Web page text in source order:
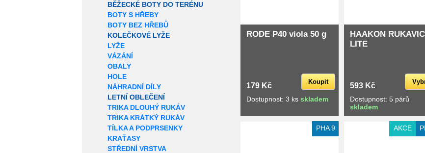
BĚŽECKÉ BOTY DO TERÉNU
BOTY S HŘEBY
BOTY BEZ HŘEBŮ
KOLEČKOVÉ LYŽE
LYŽE
VÁZÁNÍ
OBALY
HOLE
NÁHRADNÍ DÍLY
LETNÍ OBLEČENÍ
TRIKA DLOUHÝ RUKÁV
TRIKA KRÁTKÝ RUKÁV
TÍLKA A PODPRSENKY
KRAŤASY
STŘEDNÍ VRSTVA
RODE P40 viola 50 g
179 Kč Koupit
Dostupnost: 3 ks skladem
HAAKON
LITE
593 Kč
Dostupnost: 5 párů
skladem
Extra slevy pro registrované
PHA 9 Extra slevy proAKCE